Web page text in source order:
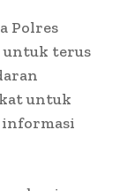
Polres
untuk terus
untuk